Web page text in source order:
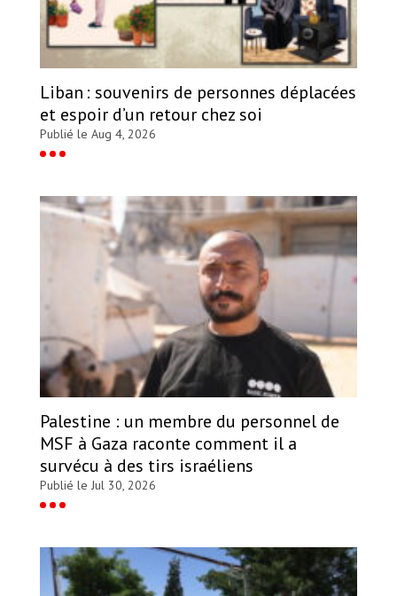
Liban : souvenirs de personnes déplacées
et espoir d’un retour chez soi
Publié le Aug 4, 2026
Palestine : un membre du personnel de
MSF à Gaza raconte comment il a
survécu à des tirs israéliens
Publié le Jul 30, 2026